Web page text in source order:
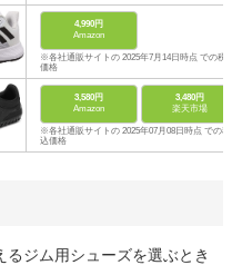
4,990円
Amazon
※各社通販サイトの 2025年7月14日時点 での税
価格
3,580円
Amazon
3,480円
楽天市場
※各社通販サイトの 2025年07月08日時点 での税
込価格
ジム用シューズを選ぶとき